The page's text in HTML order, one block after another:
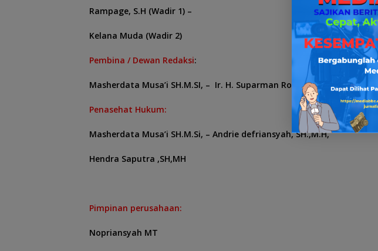
Rampage, S.H (Wadir 1) –
Kelana Muda (Wadir 2)
Pembina / Dewan Redaksi:
Masherdata Musa’i SH.M.SI, – Ir. H. Suparman Roman,- Rizal Afrizal,-
Penasehat Hukum:
Masherdata Musa’i SH.M.Si, – Andrie defriansyah, SH.,M.H,
Hendra Saputra ,SH,MH
Pimpinan perusahaan:
Nopriansyah MT